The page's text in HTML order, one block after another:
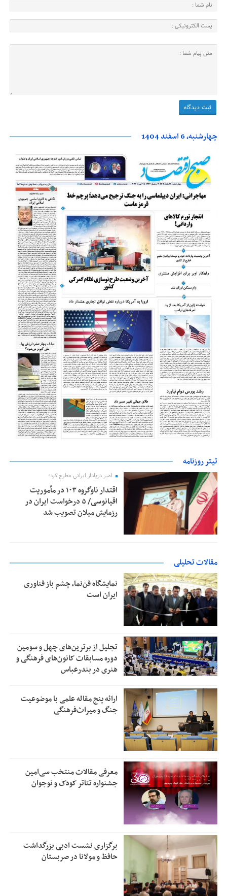
چهارشنبه، 6 اسفند 1404
تیتر روزنامه
امیر دریادار ایرانی مطرح کرد؛
اقتدار ناوگروه ۱۰۳ در مأموریت‌
اقیانوسی/ ۵ درخواست ایران در
رزمایش میلان تصویب شد
مقالات تحلیلی
نمایشگاه فن‌نما، چشم باز فناوری
ایران است
تجلیل از بر‌ترین‌های چهل و سومین
دوره مسابقات کانون‌های فرهنگی و
هنری در بندرعباس
ارائه پنج مقاله علمی با موضوعیت
جنگ و میراث‌فرهنگی
معرفی مقالات منتخب سی‌امین
جشنواره تئاتر کودک و نوجوان
برگزاری نشست ادبی بزرگداشت
حافظ و مولانا در صربستان